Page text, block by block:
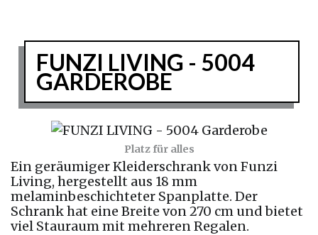
Platz für alles
FUNZI LIVING - 5004
GARDEROBE
Ein geräumiger Kleiderschrank von Funzi
Living, hergestellt aus 18 mm
melaminbeschichteter Spanplatte. Der
Schrank hat eine Breite von 270 cm und bietet
viel Stauraum mit mehreren Regalen.